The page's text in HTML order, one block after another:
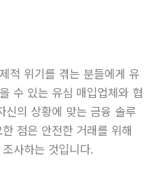
적 위기를 겪는 분들에게 유
수 있는 유심 매입업체와 협
신의 상황에 맞는 금융 솔루
점은 안전한 거래를 위해
사하는 것입니다.